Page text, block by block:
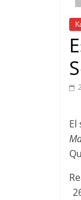
El